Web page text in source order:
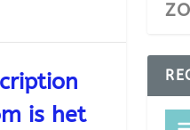
is het